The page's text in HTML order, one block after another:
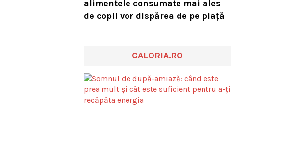
alimentele consumate mai ales
de copii vor dispărea de pe piață
CALORIA.RO